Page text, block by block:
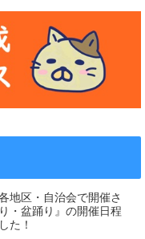
地区・自治会で開催さ
・盆踊り』の開催日程
た！